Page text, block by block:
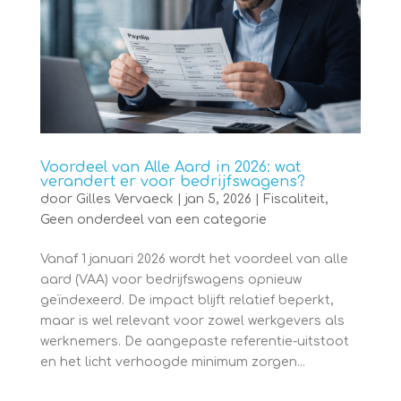
Voordeel van Alle Aard in 2026: wat
verandert er voor bedrijfswagens?
door Gilles Vervaeck jan 5, 2026 Fiscaliteit,
Geen onderdeel van een categorie
Vanaf 1 januari 2026 wordt het voordeel van alle
aard (VAA) voor bedrijfswagens opnieuw
geïndexeerd. De impact blijft relatief beperkt,
maar is wel relevant voor zowel werkgevers als
werknemers. De aangepaste referentie-uitstoot
en het licht verhoogde minimum zorgen...